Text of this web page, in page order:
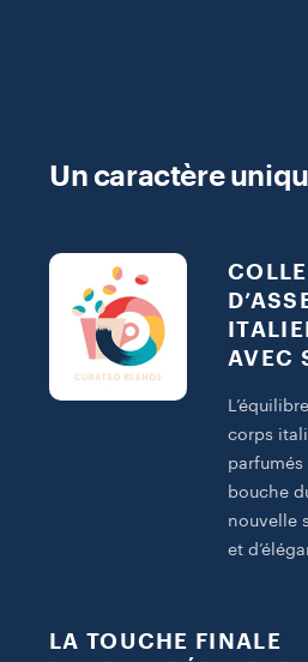
Un caractère
AVEC
corps
bouche
nouvelle
et
LA TOUCHE FINALE